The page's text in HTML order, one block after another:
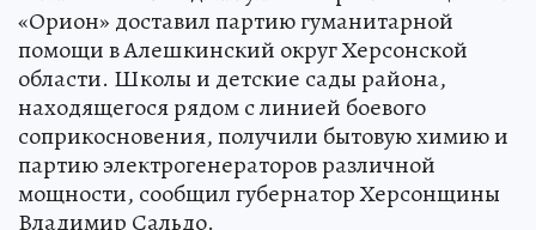
«Орион» доставил партию гуманитарной
помощи в Алешкинский округ Херсонской
области. Школы и детские сады района,
находящегося рядом с линией боевого
соприкосновения, получили бытовую химию и
партию электрогенераторов различной
мощности, сообщил губернатор Херсонщины
Владимир Сальдо.